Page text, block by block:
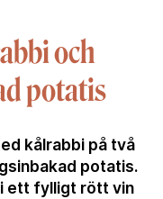
och
potatis
kålrabbi på två
potatis.
ett fylligt rött vin